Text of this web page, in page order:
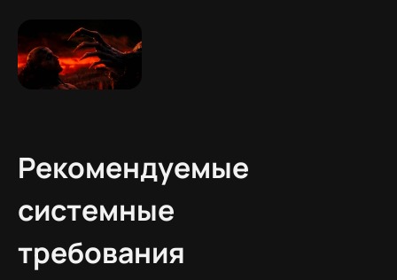
Рекомендуемые
системные
требования